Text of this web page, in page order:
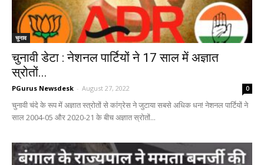
चुनाव
चुनावी डेटा : नेशनल पार्टियों ने 17 साल में अज्ञात
स्रोतों...
PGurus Newsdesk - August 27, 2022 0
चुनावी चंदे के रूप में अज्ञात स्त्रोतों से कांग्रेस ने जुटाया सबसे अधिक धन! नेशनल पार्टियों ने
साल 2004-05 और 2020-21 के बीच अज्ञात स्रोतों...